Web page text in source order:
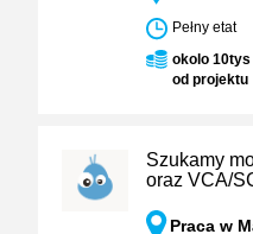
Pełny etat
okolo 10tys
od projektu
Szukamy
oraz VCA/
Praca w